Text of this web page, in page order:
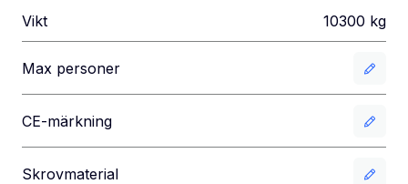
Vikt 10300 kg
Max personer
CE-märkning
Skrovmaterial